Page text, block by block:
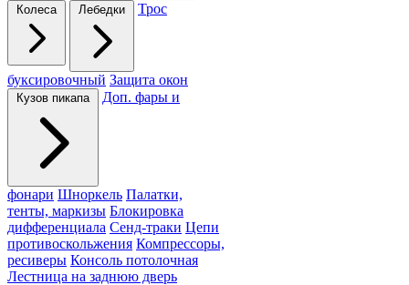
Колеса Лебедки Трос
буксировочный Защита окон
Кузов пикапа Доп. фары и
фонари Шноркель Палатки,
тенты, маркизы Блокировка
дифференциала Сенд-траки Цепи
противоскольжения Компрессоры,
ресиверы Консоль потолочная
Лестница на заднюю дверь